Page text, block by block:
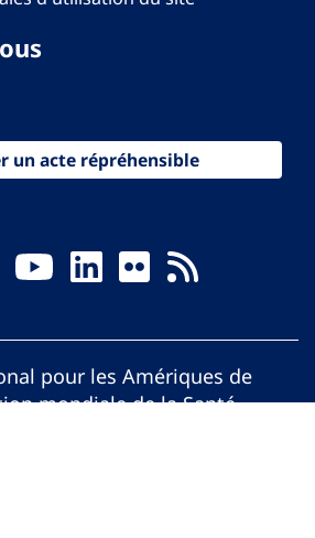
un acte répréhensible
pour les Amériques de
mondiale de la Santé